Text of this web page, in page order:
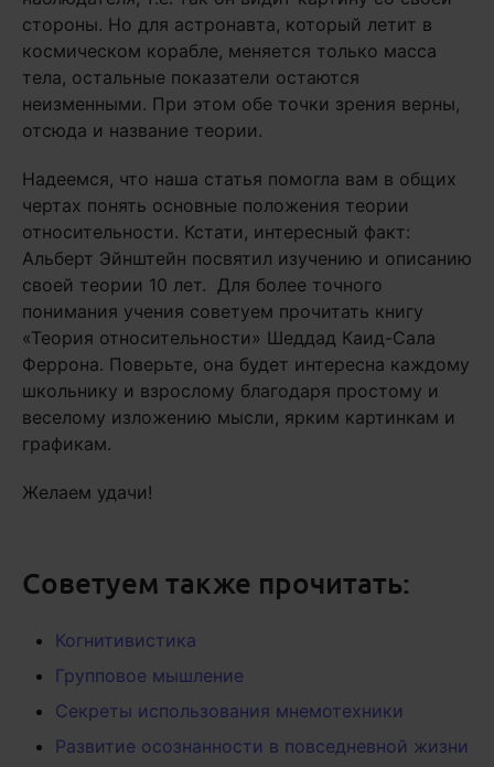
стороны. Но для астронавта, который летит в
космическом корабле, меняется только масса
тела, остальные показатели остаются
неизменными. При этом обе точки зрения верны,
отсюда и название теории.
Надеемся, что наша статья помогла вам в общих
чертах понять основные положения теории
относительности. Кстати, интересный факт:
Альберт Эйнштейн посвятил изучению и описанию
своей теории 10 лет. Для более точного
понимания учения советуем прочитать книгу
«Теория относительности» Шеддад Каид-Сала
Феррона. Поверьте, она будет интересна каждому
школьнику и взрослому благодаря простому и
веселому изложению мысли, ярким картинкам и
графикам.
Желаем удачи!
Советуем также прочитать:
Когнитивистика
Групповое мышление
Секреты использования мнемотехники
Развитие осознанности в повседневной жизни